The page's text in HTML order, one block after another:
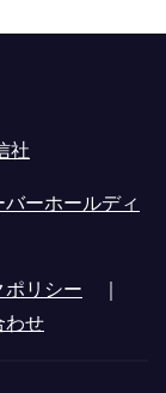
社
ーホールディ
ポリシー ｜
わせ